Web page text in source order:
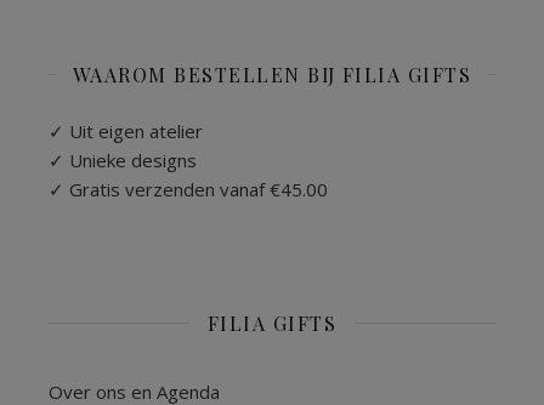
WAAROM BESTELLEN BIJ FILIA GIFTS
✓ Uit eigen atelier
✓ Unieke designs
✓ Gratis verzenden vanaf €45.00
FILIA GIFTS
Over ons en Agenda